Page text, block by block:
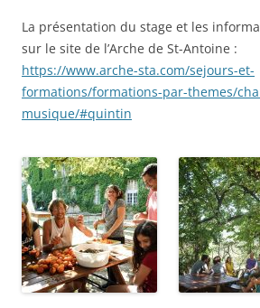
La présentation du stage et les
sur le site de l’Arche de St-Antoine :
https://www.arche-sta.com/sejours-et-
formations/formations-par-themes/
musique/#quintin